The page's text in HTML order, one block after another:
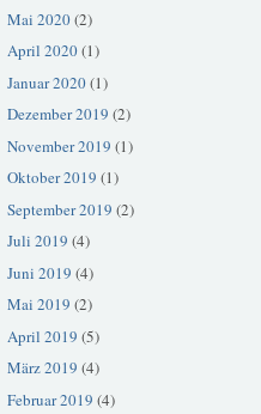
Mai 2020(2)
April 2020(1)
Januar 2020(1)
Dezember 2019 (2)
November 2019 (1)
Oktober 2019 (1)
September 2019 (2)
Juli 2019 (4)
Juni 2019 (4)
Mai 2019 (2)
April 2019 (5)
März 2019 (4)
Februar 2019 (4)